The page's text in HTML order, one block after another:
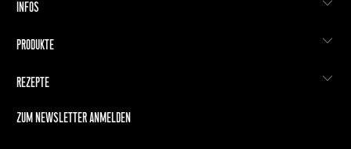
INFOS
PRODUKTE
REZEPTE
ZUM NEWSLETTER ANMELDEN